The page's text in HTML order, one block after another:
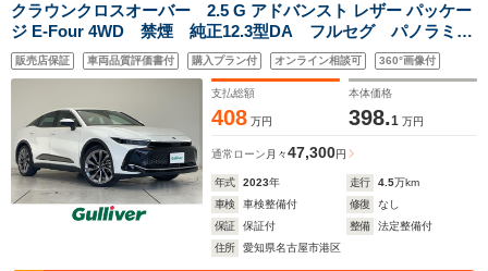
クラウンクロスオーバー 2.5 G アドバンスト レザー パッケー
ジ E-Four 4WD 禁煙 純正12.3型DA フルセグ パノラミッ
クビューモニター BSM シートヒーター ベンチレーショ
ン 三眼LEDヘッドライト 純正21インチAW レーダークル
ーズ デジタルインナーミラー ドラレコ
販売店保証 車両品質評価書付 購入プラン付 オンライン相談可 360°画像付
支払総額
408 万円
本体価格
398.1 万円
通常ローン 月々47,300円
年式 2023年 走行 4.5万km
車検
車検整備付 修復
なし
保証
保証付 整備
法定整備付
住所
愛知県名古屋市港区